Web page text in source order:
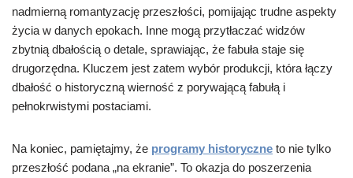
nadmierną romantyzację przeszłości, pomijając trudne aspekty
życia w danych epokach. Inne mogą przytłaczać widzów
zbytnią dbałością o detale, sprawiając, że fabuła staje się
drugorzędna. Kluczem jest zatem wybór produkcji, która łączy
dbałość o historyczną wierność z porywającą fabułą i
pełnokrwistymi postaciami.
Na koniec, pamiętajmy, że programy historyczne to nie tylko
przeszłość podana „na ekranie”. To okazja do poszerzenia